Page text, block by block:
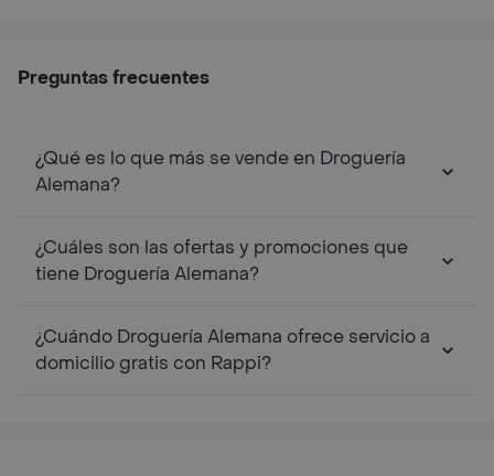
Preguntas frecuentes
¿Qué es lo que más se vende en Droguería
Alemana?
¿Cuáles son las ofertas y promociones que
tiene Droguería Alemana?
¿Cuándo Droguería Alemana ofrece servicio a
domicilio gratis con Rappi?